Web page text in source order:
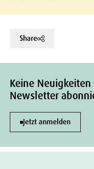
Share
Keine
Newsletter
Jetzt anmelden